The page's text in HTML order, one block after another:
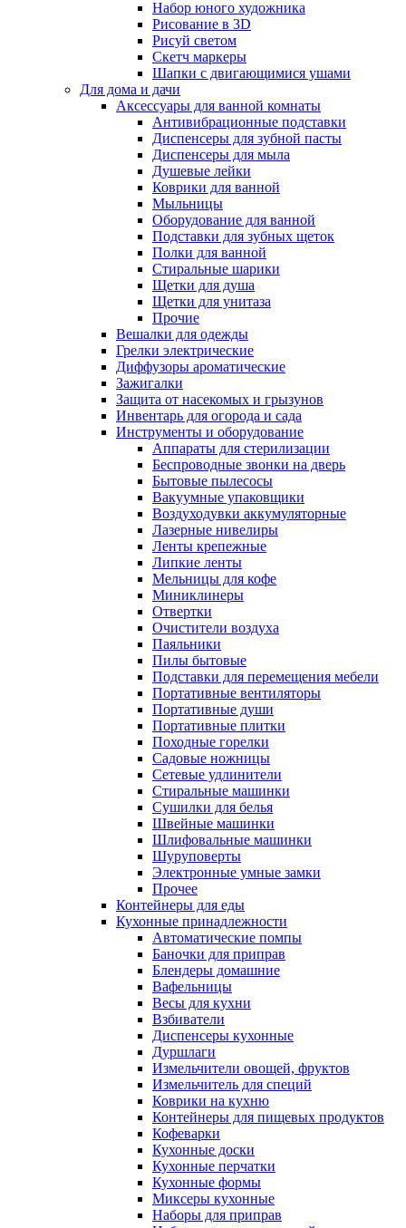
Набор юного художника
Рисование в 3D
Рисуй светом
Скетч маркеры
Шапки с двигающимися ушами
Для дома и дачи
Аксессуары для ванной комнаты
Антивибрационные подставки
Диспенсеры для зубной пасты
Диспенсеры для мыла
Душевые лейки
Коврики для ванной
Мыльницы
Оборудование для ванной
Подставки для зубных щеток
Полки для ванной
Стиральные шарики
Щетки для душа
Щетки для унитаза
Прочие
Вешалки для одежды
Грелки электрические
Диффузоры ароматические
Зажигалки
Защита от насекомых и грызунов
Инвентарь для огорода и сада
Инструменты и оборудование
Аппараты для стерилизации
Беспроводные звонки на дверь
Бытовые пылесосы
Вакуумные упаковщики
Воздуходувки аккумуляторные
Лазерные нивелиры
Ленты крепежные
Липкие ленты
Мельницы для кофе
Миниклинеры
Отвертки
Очистители воздуха
Паяльники
Пилы бытовые
Подставки для перемещения мебели
Портативные вентиляторы
Портативные души
Портативные плитки
Походные горелки
Садовые ножницы
Сетевые удлинители
Стиральные машинки
Сушилки для белья
Швейные машинки
Шлифовальные машинки
Шуруповерты
Электронные умные замки
Прочее
Контейнеры для еды
Кухонные принадлежности
Автоматические помпы
Баночки для приправ
Блендеры домашние
Вафельницы
Весы для кухни
Взбиватели
Диспенсеры кухонные
Дуршлаги
Измельчители овощей, фруктов
Измельчитель для специй
Коврики на кухню
Контейнеры для пищевых продуктов
Кофеварки
Кухонные доски
Кухонные перчатки
Кухонные формы
Миксеры кухонные
Наборы для приправ